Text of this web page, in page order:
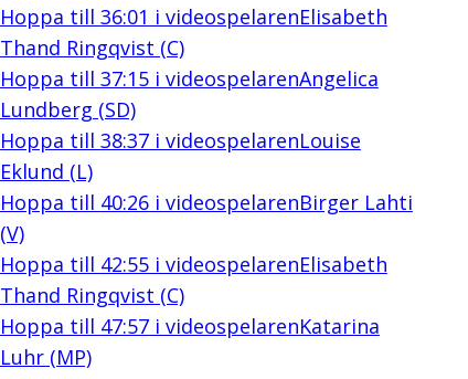
Hoppa till 36:01 i videospelarenElisabeth
Thand Ringqvist (C)
Hoppa till 37:15i videospelarenAngelica
Lundberg (SD)
Hoppa till 38:37i videospelarenLouise
Eklund (L)
Hoppa till 40:26i videospelarenBirger Lahti
(V)
Hoppa till 42:55i videospelarenElisabeth
Thand Ringqvist (C)
Hoppa till 47:57i videospelarenKatarina
Luhr (MP)